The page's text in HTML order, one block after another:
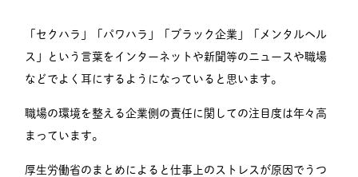
「セクハラ」「パワハラ」「ブラック企業」「メンタルヘル
ス」という言葉をインターネットや新聞等のニュースや職場
などでよく耳にするようになっていると思います。
職場の環境を整える企業側の責任に関しての注目度は年々高
まっています。
厚生労働省のまとめによると仕事上のストレスが原因でうつ